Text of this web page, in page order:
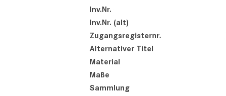
Inv.Nr.
Inv.Nr. (alt)
Zugangsregisternr.
Alternativer Titel
Material
Maße
Sammlung